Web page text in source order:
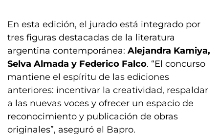
En esta edición, el jurado está integrado por
tres figuras destacadas de la literatura
argentina contemporánea: Alejandra Kamiya,
Selva Almada y Federico Falco. “El concurso
mantiene el espíritu de las ediciones
anteriores: incentivar la creatividad, respaldar
a las nuevas voces y ofrecer un espacio de
reconocimiento y publicación de obras
originales”, aseguró el Bapro.